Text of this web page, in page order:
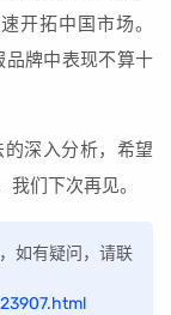
开拓中国市场。
牌中表现不算十
深入分析，希望
们下次再见。
如有疑问，请联